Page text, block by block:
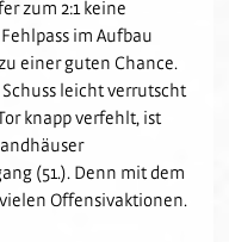
zum 2:1 keine
im Aufbau
einer guten Chance.
Schuss leicht verrutscht
knapp verfehlt, ist
(51.). Denn mit dem
Offensivaktionen.